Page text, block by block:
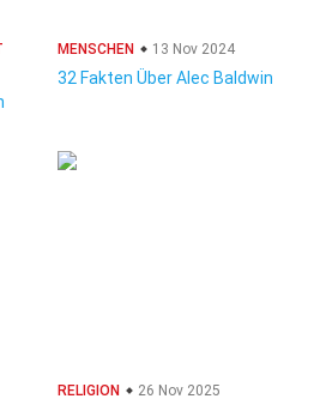
MENSCHEN 13 Nov 2024
32 Fakten Über Alec Baldwin
RELIGION 26 Nov 2025